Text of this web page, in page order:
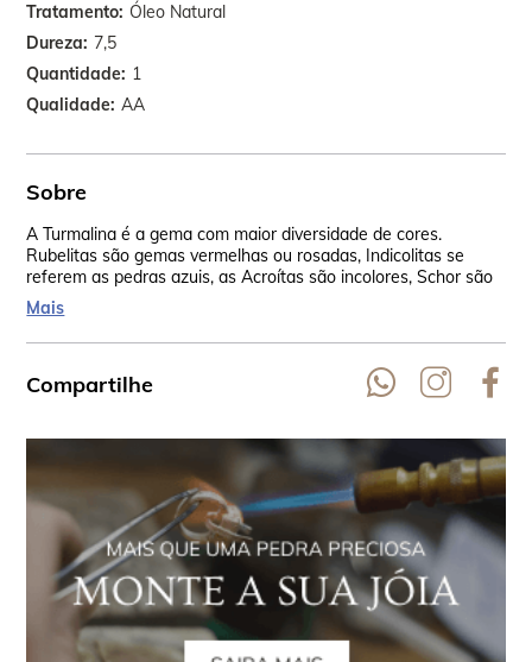
Tratamento Óleo Natural
Dureza 7,5
Quantidade 1
Qualidade AA
Sobre
A Turmalina é a gema com maior diversidade de cores.
Rubelitas são gemas vermelhas ou rosadas, Indicolitas se
referem as pedras azuis, as Acroítas são incolores, Schor são
as negras, Siberita vão do vermelho lilás até o azul violeta, as
verdes são Verdelita, Dravita são amarelo-castanho a amarelo
escuro.
Mais
Compartilhe